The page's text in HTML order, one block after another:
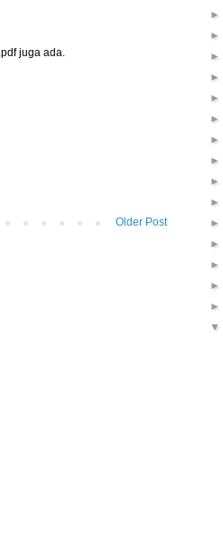
juga ada.
Older Post
►
►
►
►
►
►
►
►
►
►
►
►
►
►
►
▼